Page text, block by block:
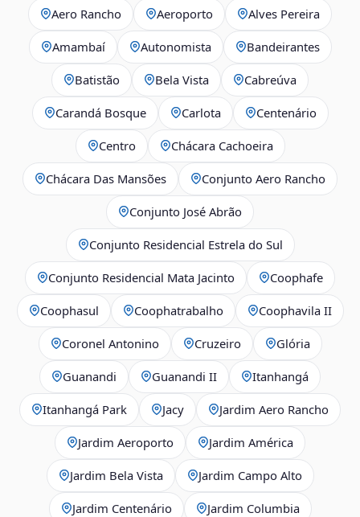
Aero Rancho Aeroporto Alves Pereira
Amambaí Autonomista Bandeirantes
Batistão Bela Vista Cabreúva
Carandá Bosque Carlota Centenário
Centro Chácara Cachoeira
Chácara Das Mansões Conjunto Aero Rancho
Conjunto José Abrão
Conjunto Residencial Estrela do Sul
Conjunto Residencial Mata Jacinto Coophafe
Coophasul Coophatrabalho Coophavila II
Coronel Antonino Cruzeiro Glória
Guanandi Guanandi II Itanhangá
Itanhangá Park Jacy Jardim Aero Rancho
Jardim Aeroporto Jardim América
Jardim Bela Vista Jardim Campo Alto
Jardim Centenário Jardim Columbia